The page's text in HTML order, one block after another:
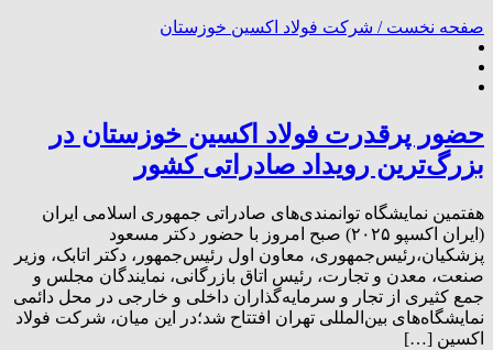
صفحه نخست / شرکت فولاد اکسین خوزستان
حضور پرقدرت فولاد اکسین خوزستان در
بزرگ‌ترین رویداد صادراتی کشور
هفتمین نمایشگاه توانمندی‌های صادراتی جمهوری اسلامی ایران
(ایران اکسپو ۲۰۲۵) صبح امروز با حضور دکتر مسعود
پزشکیان،رئیس‌جمهوری، معاون اول رئیس‌جمهور، دکتر اتابک، وزیر
صنعت، معدن و تجارت، رئیس اتاق بازرگانی، نمایندگان مجلس و
جمع کثیری از تجار و سرمایه‌گذاران داخلی و خارجی در محل دائمی
نمایشگاه‌های بین‌المللی تهران افتتاح شد؛در این میان، شرکت فولاد
اکسین […]